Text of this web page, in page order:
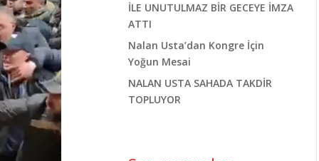
İLE UNUTULMAZ BİR GECEYE İMZA
ATTI
Nalan Usta’dan Kongre İçin
Yoğun Mesai
NALAN USTA SAHADA TAKDİR
TOPLUYOR